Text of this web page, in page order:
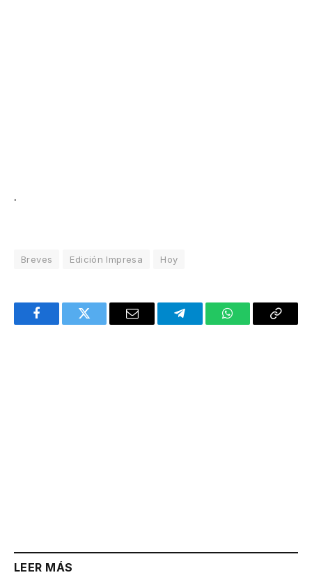
.
Breves Edición Impresa Hoy
FacebookTwitter Email TelegramWhatsAppCopy
LEER MÁS